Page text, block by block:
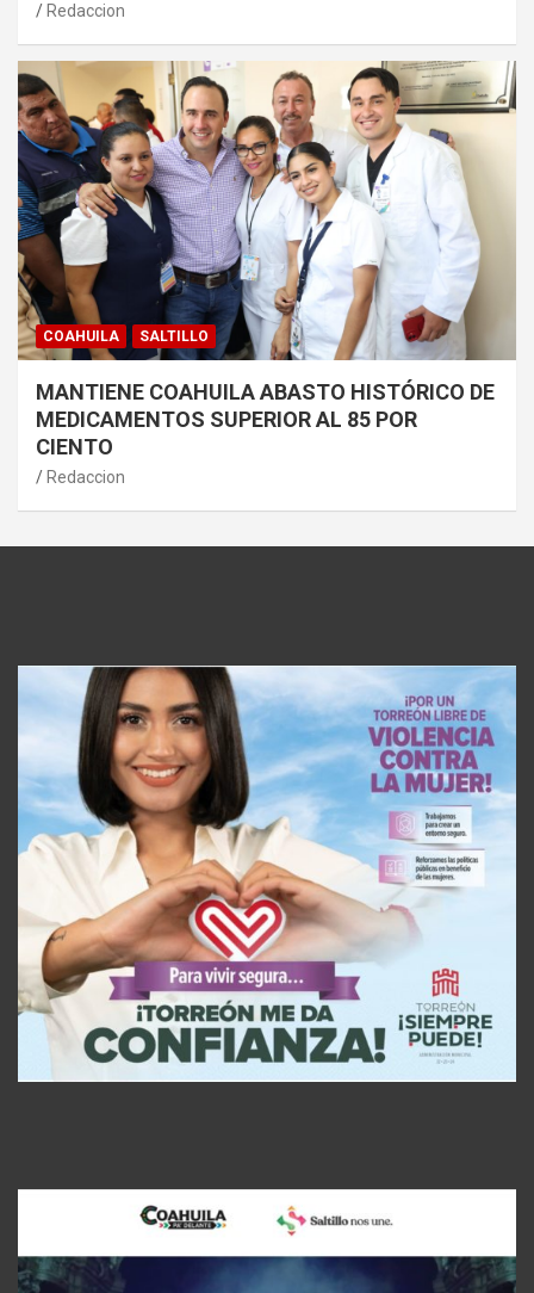
Redaccion
COAHUILA SALTILLO
MANTIENE COAHUILA ABASTO HISTÓRICO DE
MEDICAMENTOS SUPERIOR AL 85 POR
CIENTO
Redaccion